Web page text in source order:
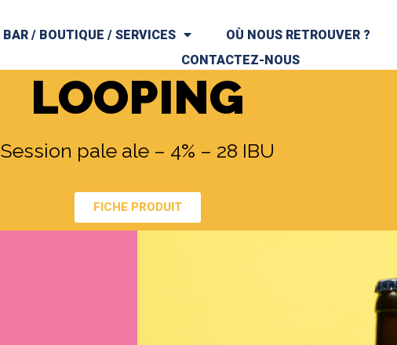
BAR / BOUTIQUE / SERVICES OÙ NOUS RETROUVER ?
CONTACTEZ-NOUS
LOOPING
Session pale ale – 4% – 28 IBU
FICHE PRODUIT